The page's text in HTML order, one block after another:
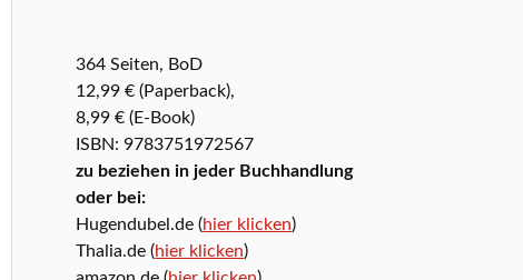
364 Seiten, BoD
12,99 € (Paperback),
8,99 € (E-Book)
ISBN: 9783751972567
zu beziehen in jeder Buchhandlung
oder bei:
Hugendubel.de (hier klicken)
Thalia.de (hier klicken)